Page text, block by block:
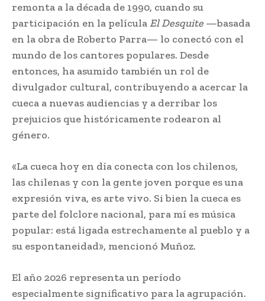
remonta a la década de 1990, cuando su
participación en la película El Desquite—basada
en la obra de Roberto Parra— lo conectó con el
mundo de los cantores populares. Desde
entonces, ha asumido también un rol de
divulgador cultural, contribuyendo a acercar la
cueca a nuevas audiencias y a derribar los
prejuicios que históricamente rodearon al
género.
«La cueca hoy en día conecta con los chilenos,
las chilenas y con la gente joven porque es una
expresión viva, es arte vivo. Si bien la cueca es
parte del folclore nacional, para mí es música
popular: está ligada estrechamente al pueblo y a
su espontaneidad», mencionó Muñoz.
El año 2026 representa un período
especialmente significativo para la agrupación.